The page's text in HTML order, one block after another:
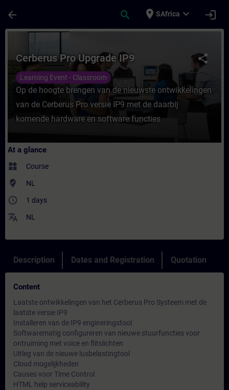
arrow_back search place SAfrica expand_more login
Course - Cerberus Pro Upgrade IP9 -
share
Cerberus Pro Upgrade IP9
Learning Event - Classroom
Op de hoogte brengen van de nieuwste ontwikkelingen
van de Cerberus Pro versie IP9 met de daarbij
komende hardware en software functies
At a glance
widgets Course
where_to_vote NL
access_time 1 days
translate NL
Description Dates and Registration Quotation
Content
Laatste ontwikkelingen van het Cerberus Pro Systeem met de
laatste versie IP9
Installeren van de IP9 engineringstool
Softwarematig configureren van nieuwe stuurfuncties voor
ontruiming met voice en flitslichten
Uitleg van de nieuwe lusbelastingtool
Cloud mogelijkheden
Causes voor Time Control
HTML help serviceability